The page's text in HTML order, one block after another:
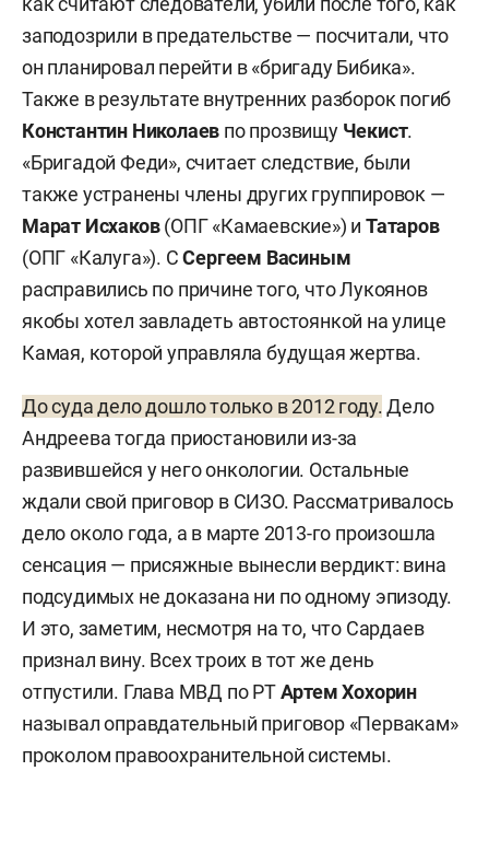
заподозрили в предательстве — посчитали, что
он планировал перейти в «бригаду Бибика».
Также в результате внутренних разборок погиб
Константин Николаев по прозвищу Чекист.
«Бригадой Феди», считает следствие, были
также устранены члены других группировок —
Марат Исхаков(ОПГ «Камаевские») иТатаров
(ОПГ «Калуга»). ССергеем Васиным
расправились по причине того, что Лукоянов
якобы хотел завладеть автостоянкой на улице
Камая, которой управляла будущая жертва.
До суда дело дошло только в 2012 году.Дело
Андреева тогда приостановили из-за
развившейся у него онкологии. Остальные
ждали свой приговор в СИЗО. Рассматривалось
дело около года, а в марте 2013-го произошла
сенсация — присяжные вынесли вердикт: вина
подсудимых не доказана ни по одному эпизоду.
И это, заметим, несмотря на то, что Сардаев
признал вину. Всех троих в тот же день
отпустили. Глава МВД по РТАртем Хохорин
называл оправдательный приговор «Первакам»
проколом правоохранительной системы.